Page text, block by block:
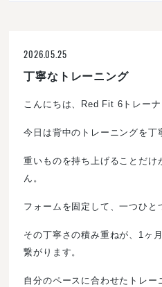
2026.05.25
丁寧なトレーニング
こんにちは、Red Fit 6トレーナ
今日は背中のトレーニングを丁
重いものを持ち上げることだけ
ん。
フォームを固定して、一つひと
その丁寧さの積み重ねが、1ヶ
繋がります。
自分のペースに合わせたトレー